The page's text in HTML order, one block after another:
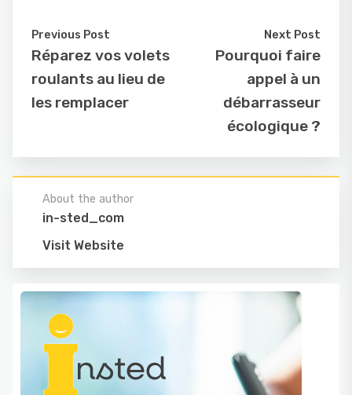
Previous Post
Réparez vos volets
roulants au lieu de
les remplacer
Next Post
Pourquoi faire
appel à un
débarrasseur
écologique ?
About the author
in-sted_com
Visit Website